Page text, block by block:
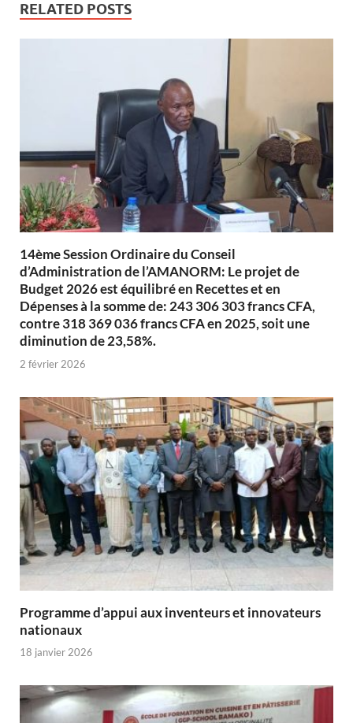
RELATED POSTS
14ème Session Ordinaire du Conseil
d’Administration de l’AMANORM: Le projet de
Budget 2026 est équilibré en Recettes et en
Dépenses à la somme de: 243 306 303 francs CFA,
contre 318 369 036 francs CFA en 2025, soit une
diminution de 23,58%.
2 février 2026
Programme d’appui aux inventeurs et innovateurs
nationaux
18 janvier 2026